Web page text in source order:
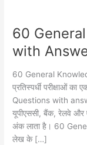
60
with
60 General
प्रतिस्पर्धी परीक्षाओं
Questions with
यूपीएससी, बैंक, रेलवे और
अंक लाता है। 60
लेख के […]
60
General
Knowledge
Questions
with
Answers